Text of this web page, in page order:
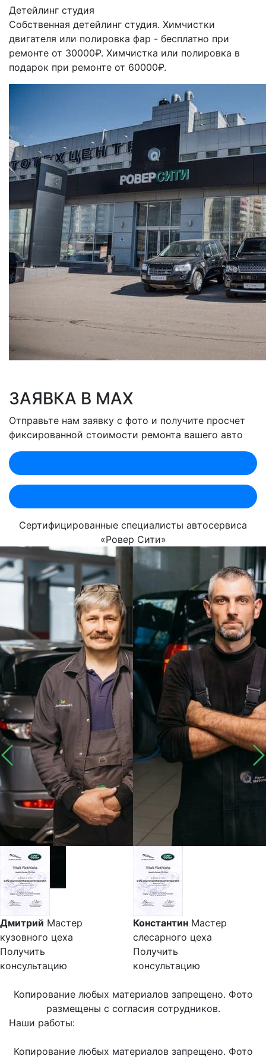
Детейлинг студия
Собственная детейлинг студия. Химчистки
двигателя или полировка фар - бесплатно при
ремонте от 30000₽. Химчистка или полировка в
подарок при ремонте от 60000₽.
ЗАЯВКА В MAX
Отправьте нам заявку с фото и получите просчет
фиксированной стоимости ремонта вашего авто
Сертифицированные специалисты автосервиса
«Ровер Сити»
Дмитрий Мастер
кузовного цеха
Получить
консультацию
Константин Мастер
слесарного цеха
Получить
консультацию
Копирование любых материалов запрещено. Фото
размещены с согласия сотрудников.
Наши работы:
Копирование любых материалов запрещено. Фото